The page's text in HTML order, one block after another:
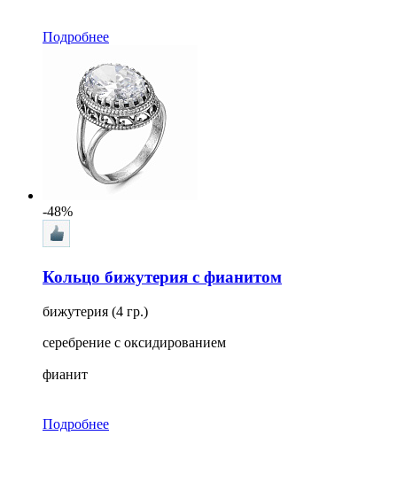
Подробнее
-48%
Кольцо бижутерия с фианитом
бижутерия (4 гр.)
серебрение с оксидированием
фианит
Подробнее